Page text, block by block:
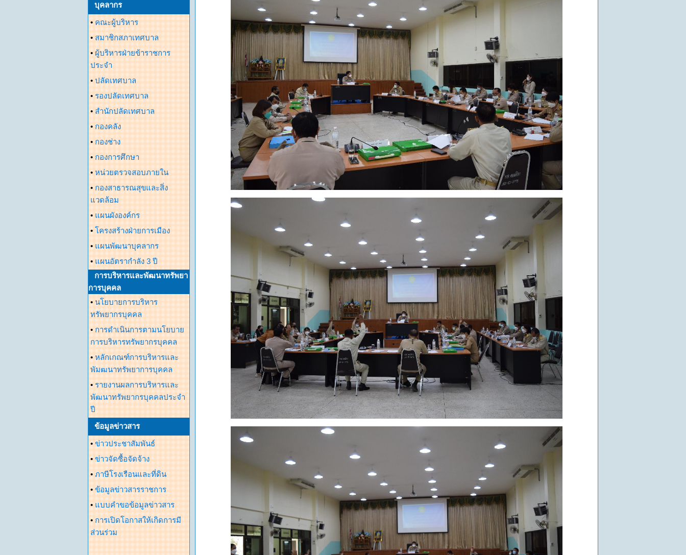
บุคลากร
• คณะผู้บริหาร
• สมาชิกสภาเทศบาล
• ผู้บริหารฝ่ายข้าราชการ
ประจำ
• ปลัดเทศบาล
• รองปลัดเทศบาล
• สำนักปลัดเทศบาล
• กองคลัง
• กองช่าง
• กองการศึกษา
• หน่วยตรวจสอบภายใน
• กองสาธารณสุขและสิ่ง
แวดล้อม
• แผนผังองค์กร
• โครงสร้างฝ่ายการเมือง
• แผนพัฒนาบุคลากร
• แผนอัตรากำลัง 3 ปี
การบริหารและพัฒนาทรัพยา
การบุคคล
• นโยบายการบริหาร
ทรัพยากรบุคคล
• การดำเนินการตามนโยบาย
การบริหารทรัพยากรบุคคล
• หลักเกณฑ์การบริหารและ
พัมฒนาทรัพยาการบุคคล
• รายงานผลการบริหารและ
พัฒนาทรัพยากรบุคคลประจำ
ปี
ข้อมูลข่าวสาร
• ข่าวประชาสัมพันธ์
• ข่าวจัดซื้อจัดจ้าง
• ภาษีโรงเรือนและที่ดิน
• ข้อมูลข่าวสารราชการ
• แบบคำขอข้อมูลข่าวสาร
• การเปิดโอกาสให้เกิดการมี
ส่วนร่วม